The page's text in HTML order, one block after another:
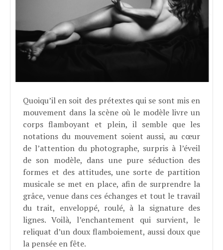
Quoiqu’il en soit des prétextes qui se sont mis en
mouvement dans la scène où le modèle livre un
corps flamboyant et plein, il semble que les
notations du mouvement soient aussi, au cœur
de l’attention du photographe, surpris à l’éveil
de son modèle, dans une pure séduction des
formes et des attitudes, une sorte de partition
musicale se met en place, afin de surprendre la
grâce, venue dans ces échanges et tout le travail
du trait, enveloppé, roulé, à la signature des
lignes. Voilà, l’enchantement qui survient, le
reliquat d’un doux flamboiement, aussi doux que
la pensée en fête.